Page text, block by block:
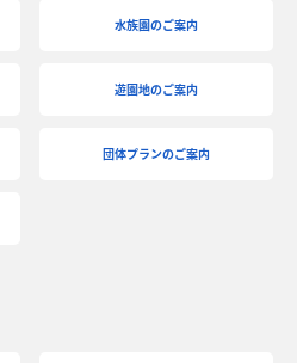
水族園のご案内
遊園地のご案内
団体プランのご案内